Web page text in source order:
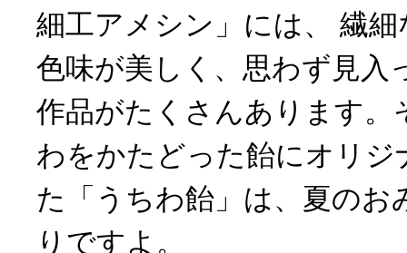
細工アメシン」には、 繊
色味が美しく、思わず見入
作品がたくさんあります。
わをかたどった飴にオリジ
た「うちわ飴」は、夏のお
りですよ。